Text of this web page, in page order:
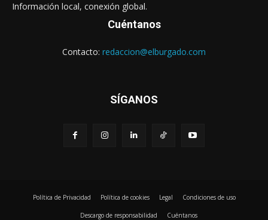
Información local, conexión global.
Cuéntanos
Contacto: redaccion@elburgado.com
SÍGANOS
Política de Privacidad Política de cookies Legal Condiciones de uso
Descargo de responsabilidad Cuéntanos